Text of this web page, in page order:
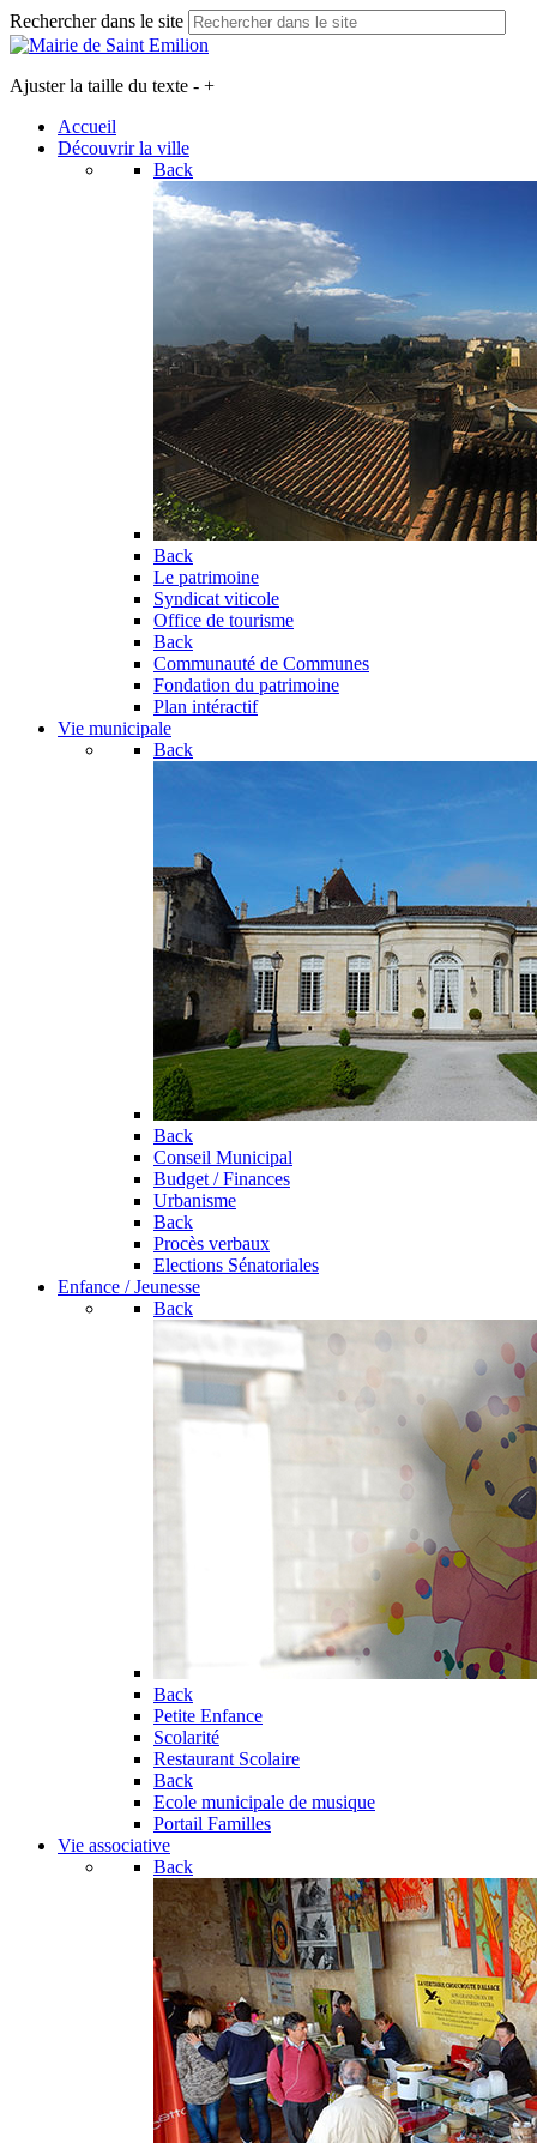
Rechercher dans le site
Ajuster la taille du texte - +
Accueil
Découvrir la ville
Back
Back
Le patrimoine
Syndicat viticole
Office de tourisme
Back
Communauté de Communes
Fondation du patrimoine
Plan intéractif
Vie municipale
Back
Back
Conseil Municipal
Budget / Finances
Urbanisme
Back
Procès verbaux
Elections Sénatoriales
Enfance / Jeunesse
Back
Back
Petite Enfance
Scolarité
Restaurant Scolaire
Back
Ecole municipale de musique
Portail Familles
Vie associative
Back